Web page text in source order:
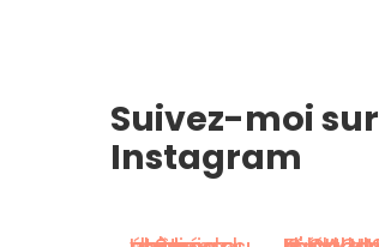
Suivez-moi sur
Instagram